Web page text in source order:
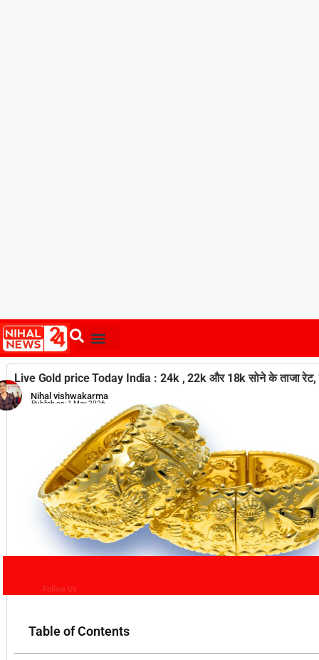
Live Gold price Today India : 24k , 22k और 18k सोने के ताजा रेट,
Nihal vishwakarma
Publish on:1 May 2026
Follow Us
Table of Contents